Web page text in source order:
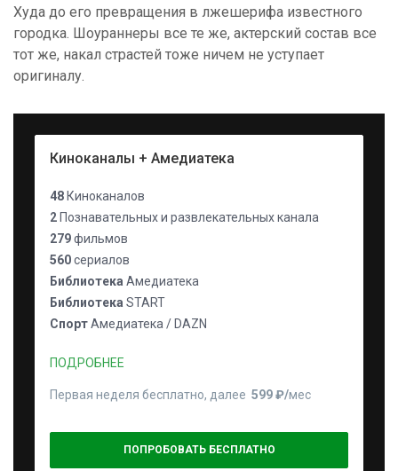
Худа до его превращения в лжешерифа известного
городка. Шоураннеры все те же, актерский состав все
тот же, накал страстей тоже ничем не уступает
оригиналу.
Киноканалы + Амедиатека
48 Киноканалов
2 Познавательных и развлекательных канала
279фильмов
560сериалов
Библиотека Амедиатека
Библиотека START
СпортАмедиатека / DAZN
ПОДРОБНЕЕ
Первая неделя бесплатно, далее 599 ₽⁠/⁠мес
ПОПРОБОВАТЬ БЕСПЛАТНО